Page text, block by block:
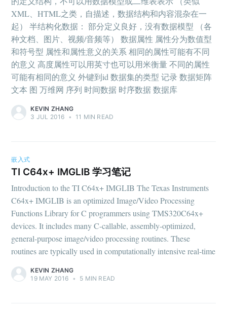
XML、HTML之类，自描述，数据结构和内容混杂在一
起） 半结构化数据： 部分定义良好，没有数据模型 （各
种文档、图片、视频/音频等） 数据属性 属性分为数值型
和符号型 属性和属性意义的关系 相同的属性可能有不同
的意义 高度属性可以用英寸也可以用米衡量 不同的属性
可能有相同的意义 外键到id 数据集的类型 记录 数据矩阵
文本 图 万维网 序列 时间数据 时序数据 数据库
KEVIN ZHANG
3 JUL 2016 • 11 MIN READ
嵌入式
TI C64x+ IMGLIB 学习笔记
Introduction to the TI C64x+ IMGLIB The Texas Instruments
C64x+ IMGLIB is an optimized Image/Video Processing
Functions Library for C programmers using TMS320C64x+
devices. It includes many C-callable, assembly-optimized,
general-purpose image/video processing routines. These
routines are typically used in computationally intensive real-time
KEVIN ZHANG
19 MAY 2016 • 5 MIN READ